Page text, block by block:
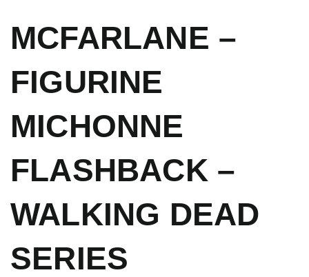
MCFARLANE –
FIGURINE
MICHONNE
FLASHBACK –
WALKING DEAD
SERIES